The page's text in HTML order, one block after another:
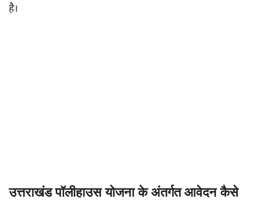
है।
उत्तराखंड पॉलीहाउस योजना के अंतर्गत आवेदन कैसे